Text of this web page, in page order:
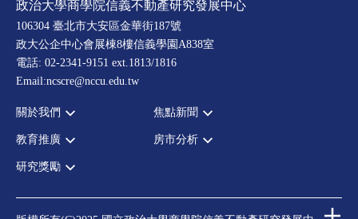
政治大學商學院信義不動產研究發展中心
106304 臺北市大安區金華街187號
政大公企中心會展棟8樓信義學園A838室
電話: 02-2341-9151 ext.1813/1816
Email:ncscre@nccu.edu.tw
關於我們
宗旨願景
設置辦法
指導委員
焦點新聞
全部新聞
法律新訊
教育推廣
全部活動
房市分析
研究獎勵
住宅學會論文獎支援